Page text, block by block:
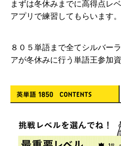
まずは冬休みまでに高得点レ
アプリで練習してもらいます。
８０５単語まで全てシルバー
アが冬休みに行う単語王参加資